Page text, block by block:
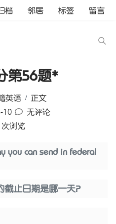
档 邻居 标签 留言
第56题*
英语 正文
10
无评论
浏览
you can send in federal
止日期是哪一天？